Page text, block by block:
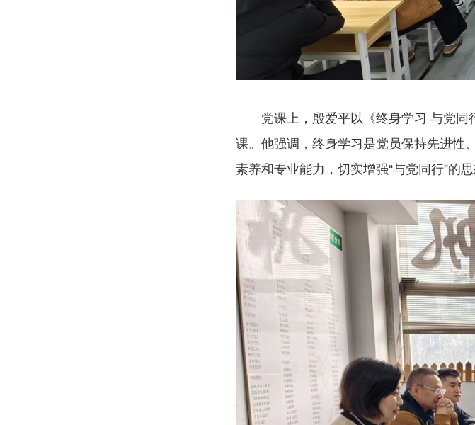
党课上，殷爱平以《终身学习 与党同
课。他强调，终身学习是党员保持先进性
素养和专业能力，切实增强“与党同行”的